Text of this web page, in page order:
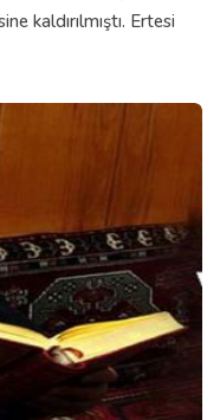
kaldırılmıştı. Ertesi